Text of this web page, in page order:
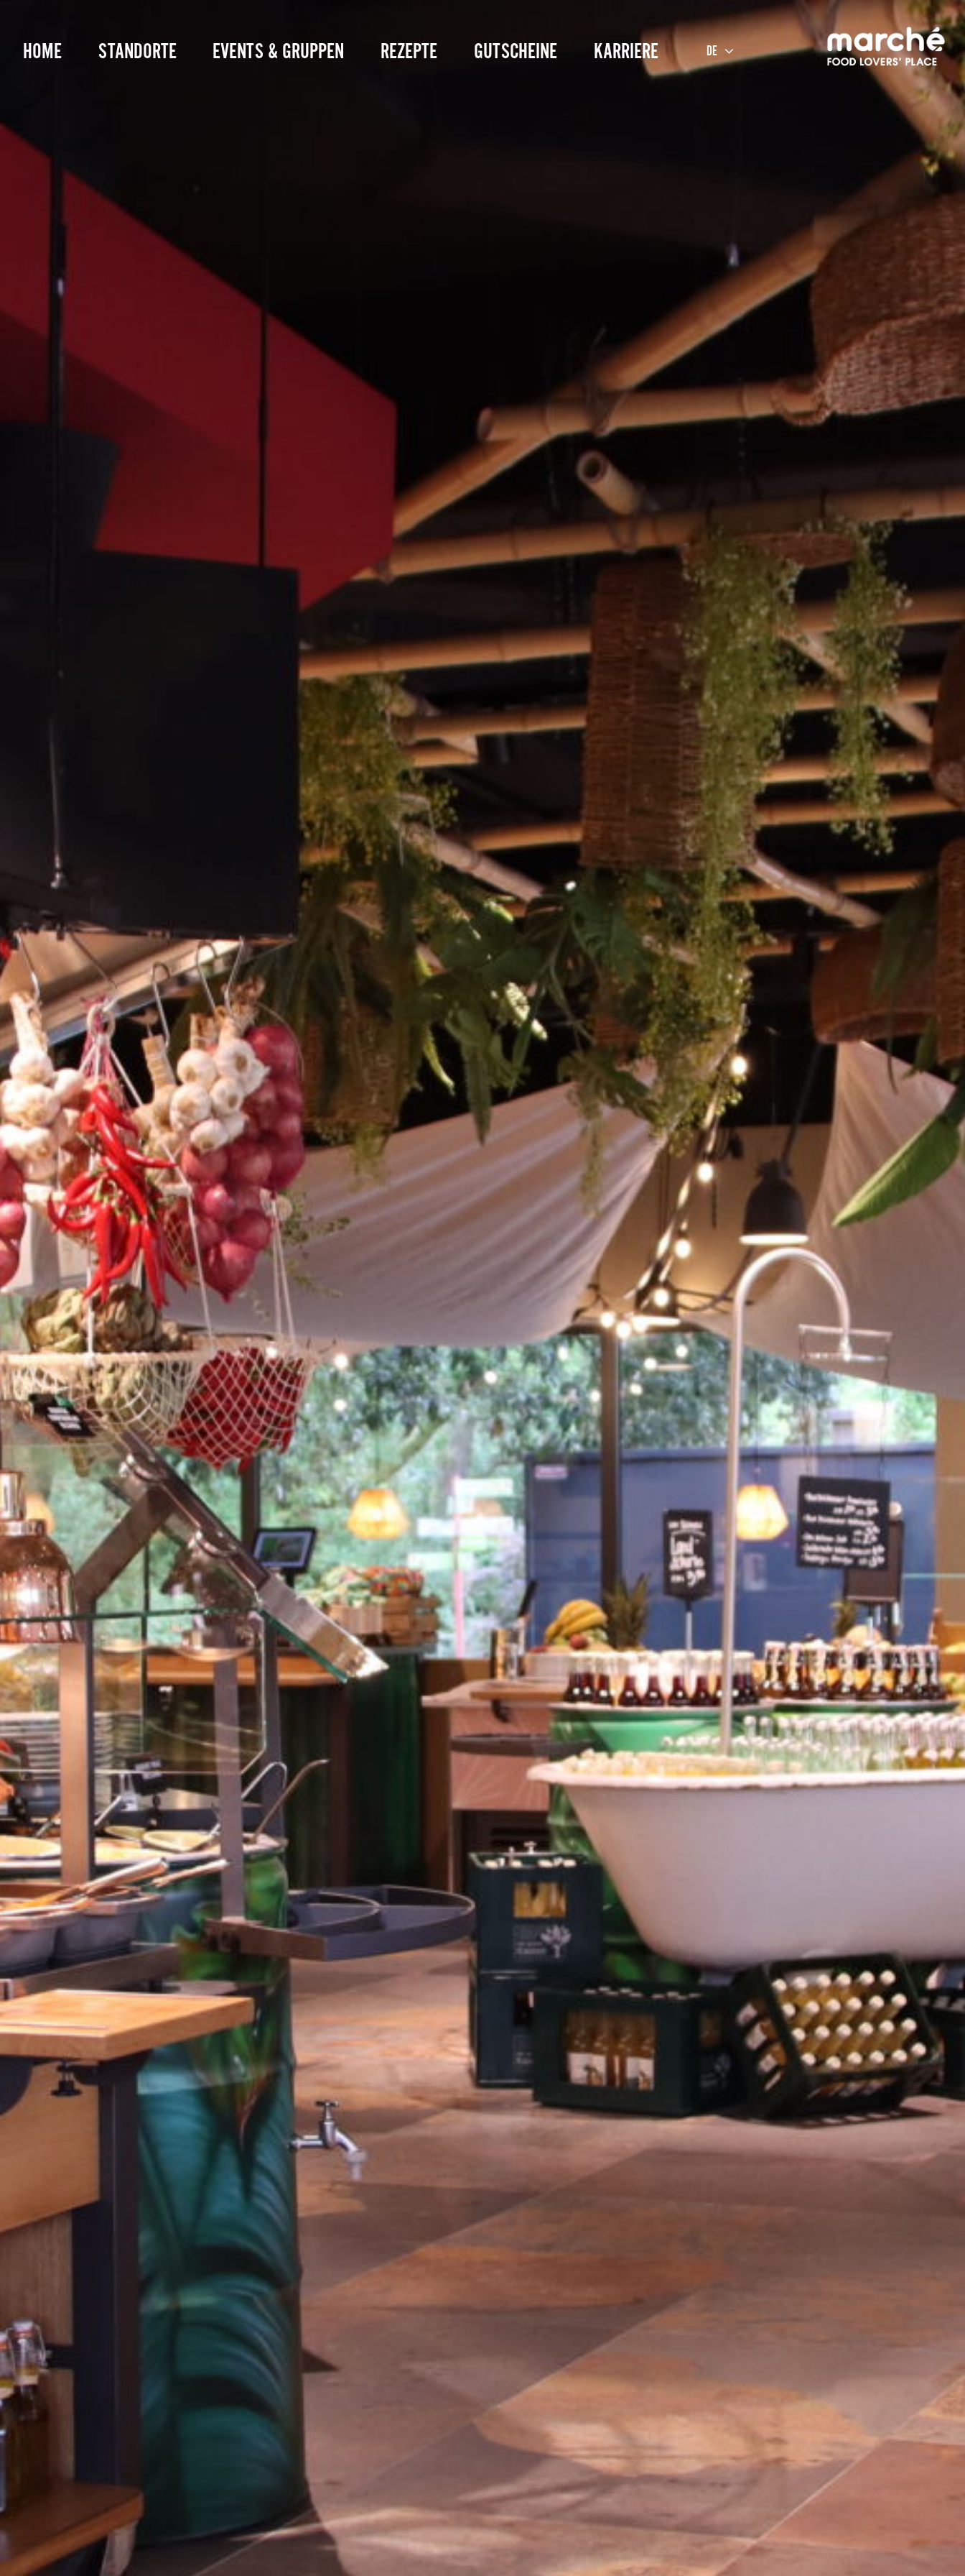
Inhalt
springen
HOME STANDORTE EVENTS & GRUPPEN REZEPTE GUTSCHEINE KARRIERE DE